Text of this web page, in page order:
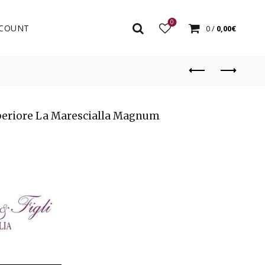
0
0/ 0,00€
La Marescialla Magnum